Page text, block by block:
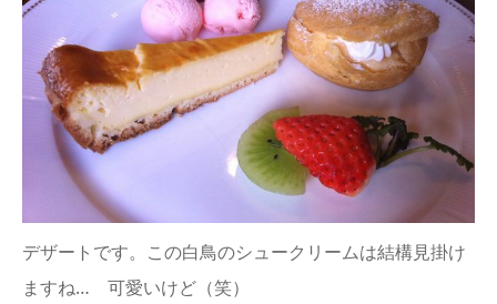
デザートです。この白鳥のシュークリームは結構見掛け
ますね… 可愛いけど（笑）